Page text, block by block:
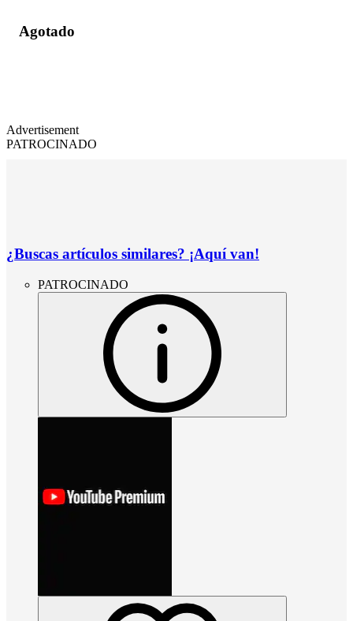
Agotado
Advertisement
PATROCINADO
¿Buscas artículos similares? ¡Aquí van!
PATROCINADO